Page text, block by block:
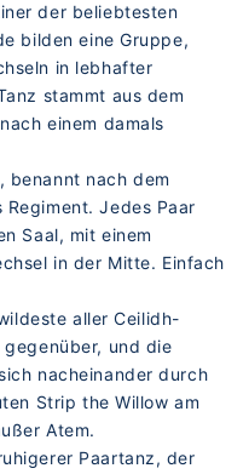
der beliebtesten
bilden eine Gruppe,
in lebhafter
stammt aus dem
einem damals
benannt nach dem
Jedes Paar
Saal, mit einem
in der Mitte. Einfach
aller Ceilidh-
gegenüber, und die
nacheinander durch
Strip the Willow am
Atem.
Paartanz, der